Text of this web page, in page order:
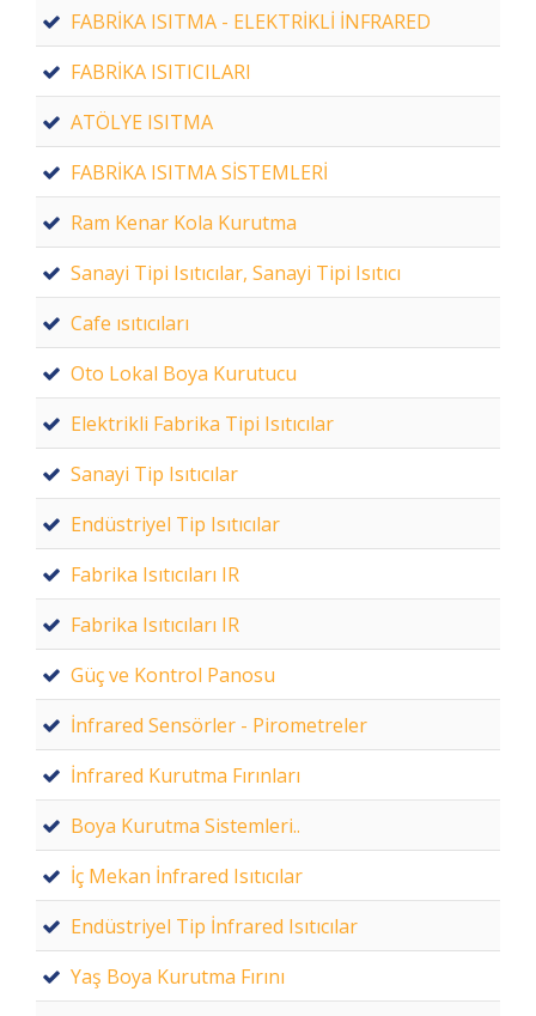
FABRİKA ISITMA - ELEKTRİKLİ İNFRARED
FABRİKA ISITICILARI
ATÖLYE ISITMA
FABRİKA ISITMA SİSTEMLERİ
Ram Kenar Kola Kurutma
Sanayi Tipi Isıtıcılar, Sanayi Tipi Isıtıcı
Cafe ısıtıcıları
Oto Lokal Boya Kurutucu
Elektrikli Fabrika Tipi Isıtıcılar
Sanayi Tip Isıtıcılar
Endüstriyel Tip Isıtıcılar
Fabrika Isıtıcıları IR
Fabrika Isıtıcıları IR
Güç ve Kontrol Panosu
İnfrared Sensörler - Pirometreler
İnfrared Kurutma Fırınları
Boya Kurutma Sistemleri..
İç Mekan İnfrared Isıtıcılar
Endüstriyel Tip İnfrared Isıtıcılar
Yaş Boya Kurutma Fırını